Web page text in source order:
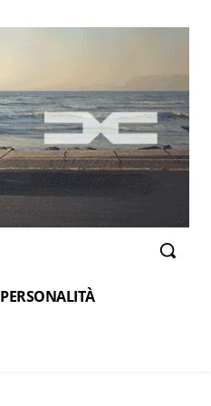
PERSONALITÀ